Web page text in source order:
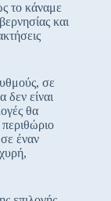
το κάναμε
και
σε
δεν είναι
θα
έναν